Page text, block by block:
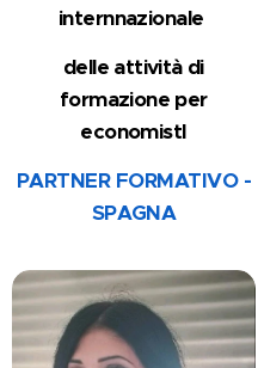
internnazionale
delle attività di
formazione per
economistI
PARTNER FORMATIVO -
SPAGNA